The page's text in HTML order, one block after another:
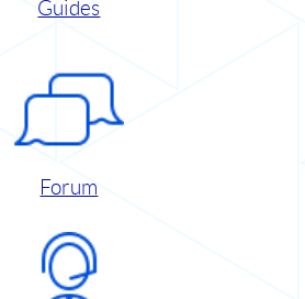
Guides
Forum